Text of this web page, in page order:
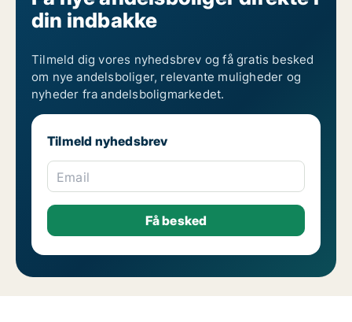
din indbakke
Tilmeld dig vores nyhedsbrev og få gratis besked
om nye andelsboliger, relevante muligheder og
nyheder fra andelsboligmarkedet.
Tilmeld nyhedsbrev
Email